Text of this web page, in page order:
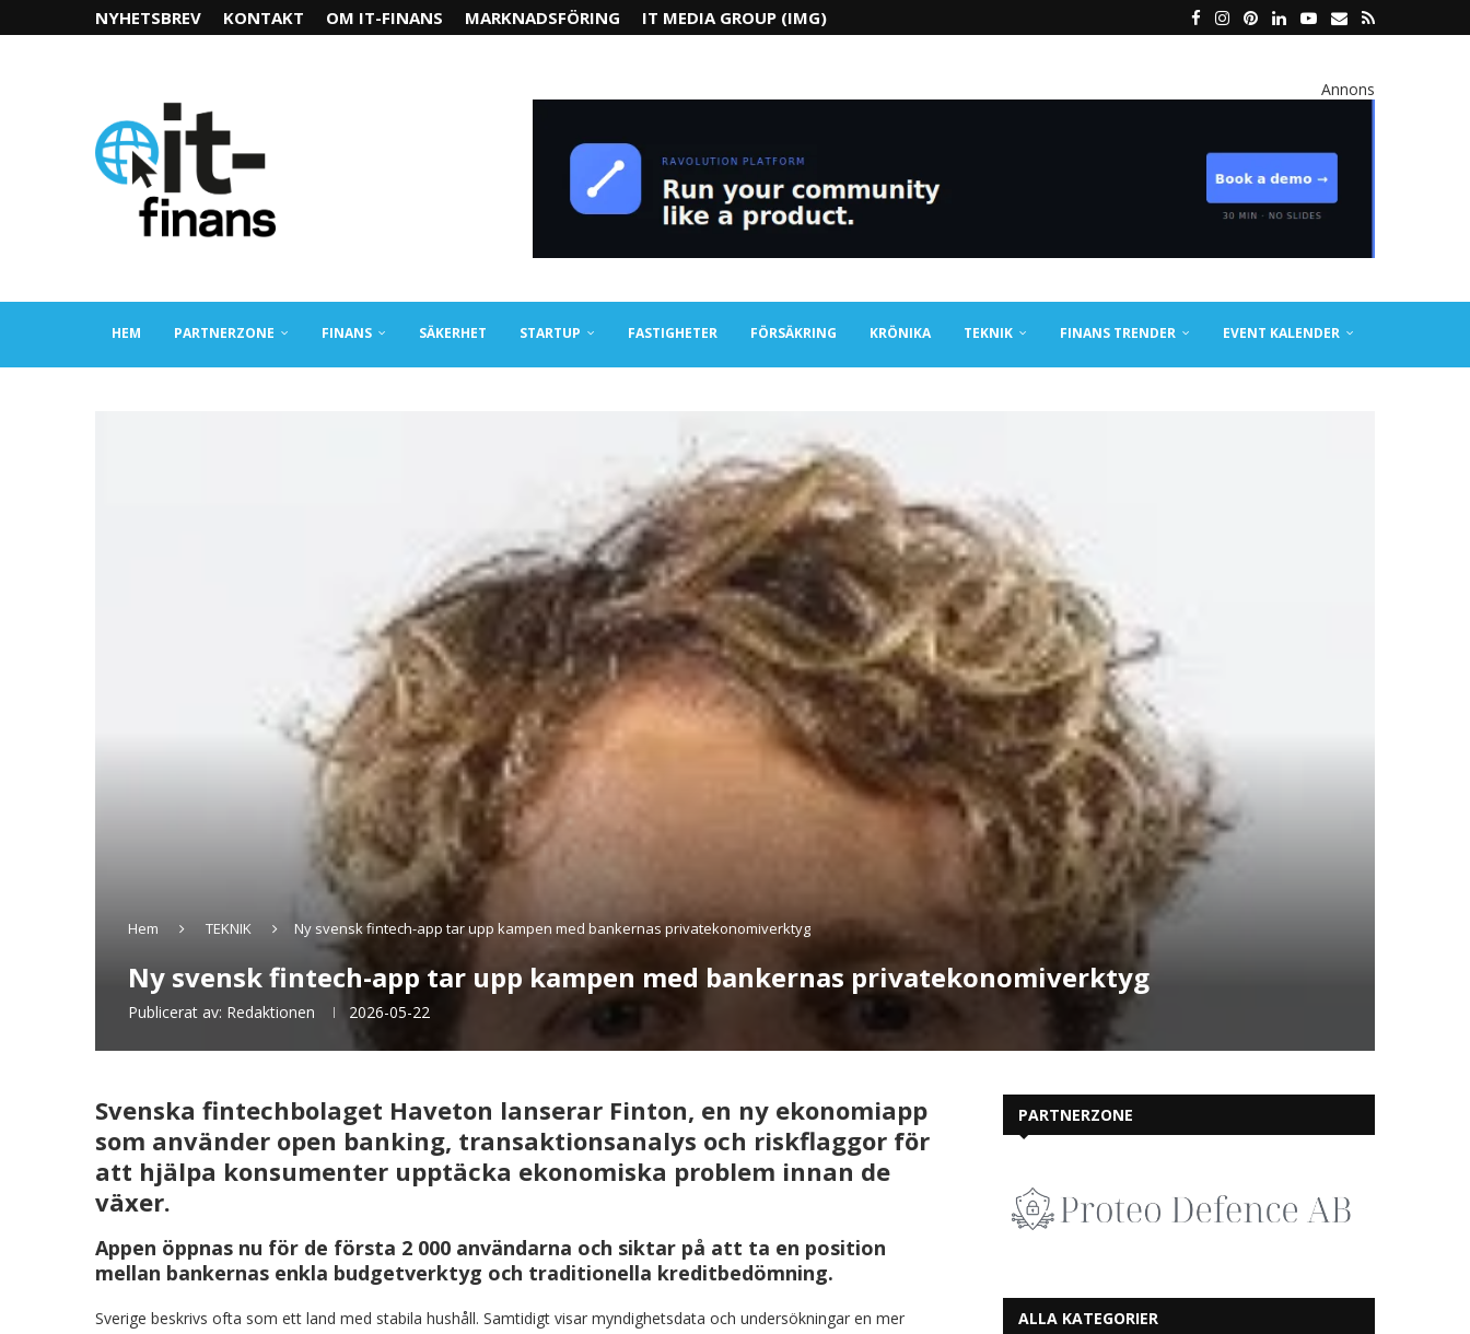
NYHETSBREV KONTAKT OM IT-FINANS MARKNADSFÖRING IT MEDIA GROUP (IMG)
Annons
HEM PARTNERZONE FINANS SÄKERHET STARTUP FASTIGHETER FÖRSÄKRING KRÖNIKA TEKNIK FINANS TRENDER EVENT KALENDER
Hem TEKNIK Ny svensk fintech-app tar upp kampen med bankernas privatekonomiverktyg
Ny svensk fintech-app tar upp kampen med bankernas privatekonomiverktyg
Publicerat av: Redaktionen 2026-05-22
Svenska fintechbolaget Haveton lanserar Finton, en ny ekonomiapp
som använder open banking, transaktionsanalys och riskflaggor för
att hjälpa konsumenter upptäcka ekonomiska problem innan de
växer.
Appen öppnas nu för de första 2 000 användarna och siktar på att ta en position
mellan bankernas enkla budgetverktyg och traditionella kreditbedömning.
Sverige beskrivs ofta som ett land med stabila hushåll. Samtidigt visar myndighetsdata och undersökningar en mer
PARTNERZONE
ALLA KATEGORIER